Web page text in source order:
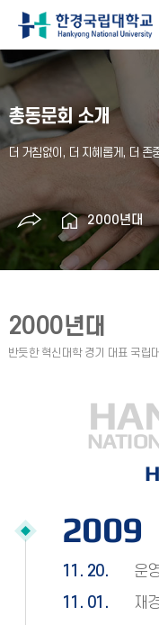
총동문회 소개
2000년대
2000년대
2009
11. 20.
운
11. 01.
재